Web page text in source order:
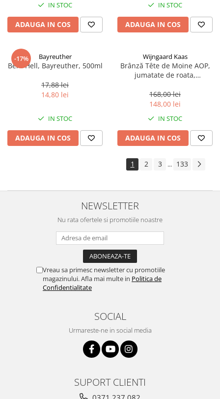
IN STOC
ADAUGA IN COS
IN STOC
ADAUGA IN COS
-17% Bayreuther
Bere Hell, Bayreuther, 500ml
17,88 lei
14,80 lei
IN STOC
ADAUGA IN COS
Wijngaard Kaas
Brânză Tête de Moine AOP,
jumatate de roata,
168,00 lei
148,00 lei
IN STOC
ADAUGA IN COS
1 2 3 ... 133
NEWSLETTER
Nu rata ofertele si promotiile noastre
Vreau sa primesc newsletter cu promotiile
magazinului. Afla mai multe in Politica de
Confidentialitate
SOCIAL
Urmareste-ne in social media
SUPORT CLIENTI